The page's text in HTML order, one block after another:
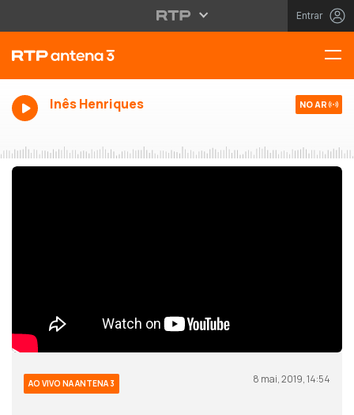
Entrar
Inês Henriques NO AR
AO VIVO NA ANTENA 3 8 mai, 2019, 14:54